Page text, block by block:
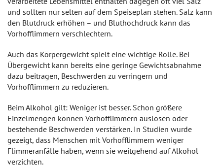
und sollten nur selten auf dem Speiseplan stehen. Salz kann
den Blutdruck erhöhen – und Bluthochdruck kann das
Vorhofflimmern verschlechtern.
Auch das Körpergewicht spielt eine wichtige Rolle. Bei
Übergewicht kann bereits eine geringe Gewichtsabnahme
dazu beitragen, Beschwerden zu verringern und
Vorhofflimmern zu reduzieren.
Beim Alkohol gilt: Weniger ist besser. Schon größere
Einzelmengen können Vorhofflimmern auslösen oder
bestehende Beschwerden verstärken. In Studien wurde
gezeigt, dass Menschen mit Vorhofflimmern weniger
Flimmeranfälle haben, wenn sie weitgehend auf Alkohol
verzichten.